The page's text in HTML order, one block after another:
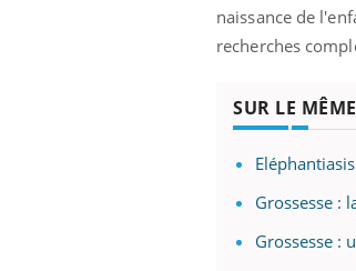
naissance de
recherches
SUR LE
Grossesse :
Grossesse :